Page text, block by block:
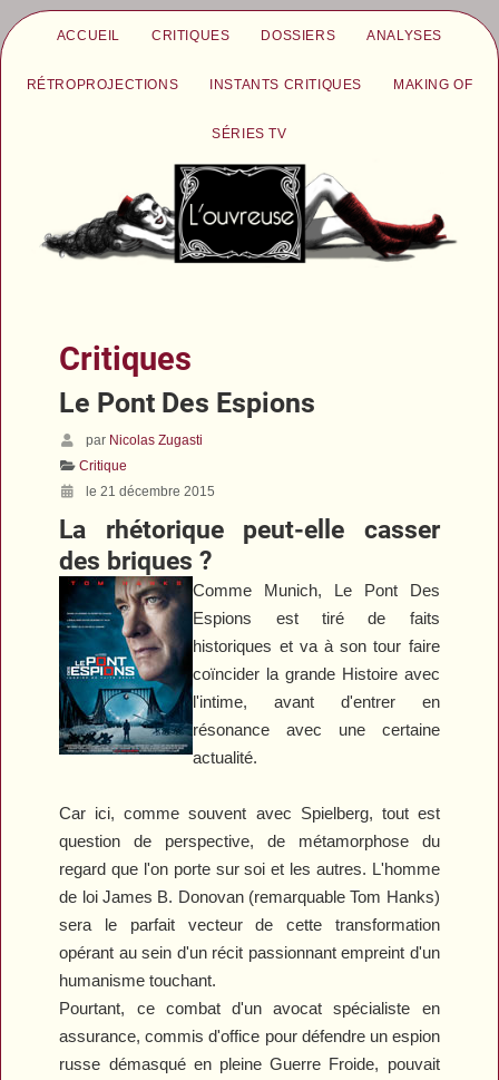
ACCUEIL CRITIQUES DOSSIERS ANALYSES
RÉTROPROJECTIONS INSTANTS CRITIQUES MAKING OF
SÉRIES TV
Critiques
Le Pont Des Espions
par Nicolas Zugasti
Critique
le 21 décembre 2015
La rhétorique peut-elle casser
des briques ?
Comme Munich, Le Pont Des
Espions est tiré de faits
historiques et va à son tour faire
coïncider la grande Histoire avec
l'intime, avant d'entrer en
résonance avec une certaine
actualité.
Car ici, comme souvent avec Spielberg, tout est
question de perspective, de métamorphose du
regard que l'on porte sur soi et les autres. L'homme
de loi James B. Donovan (remarquable Tom Hanks)
sera le parfait vecteur de cette transformation
opérant au sein d'un récit passionnant empreint d'un
humanisme touchant.
Pourtant, ce combat d'un avocat spécialiste en
assurance, commis d'office pour défendre un espion
russe démasqué en pleine Guerre Froide, pouvait